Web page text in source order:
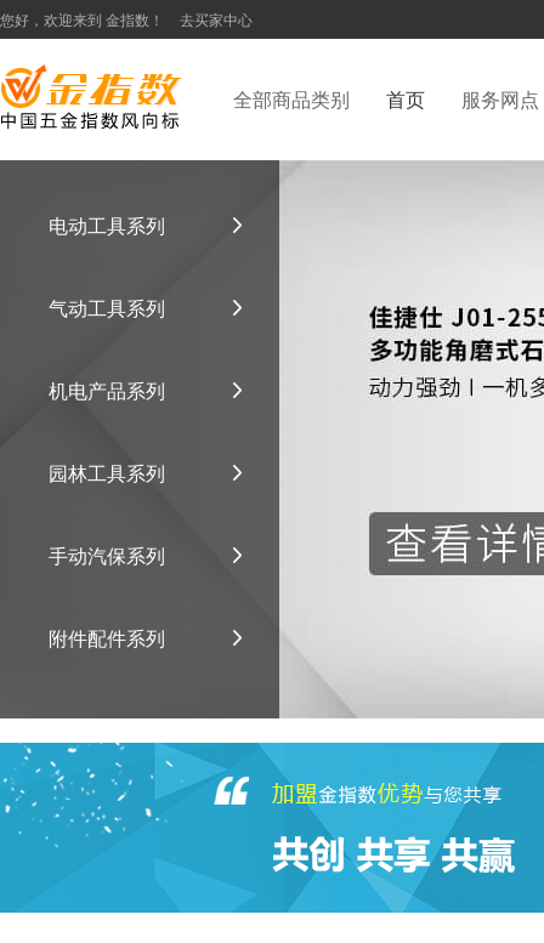
您好，欢迎来到 金指数！ 去买家中心
全部商品类别 首页 服务网点
电动工具系列
气动工具系列
机电产品系列
园林工具系列
手动汽保系列
附件配件系列